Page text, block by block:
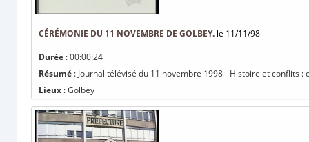
CÉRÉMONIE DU 11 NOVEMBRE DE GOLBEY. le 11/11/98
Durée : 00:00:24
Résumé : Journal télévisé du 11 novembre 1998 - Histoire et conflits
Lieux : Golbey